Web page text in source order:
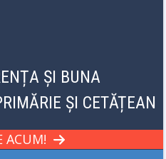
ȘI BUNA
ȘI CETĂȚEAN
ACUM!